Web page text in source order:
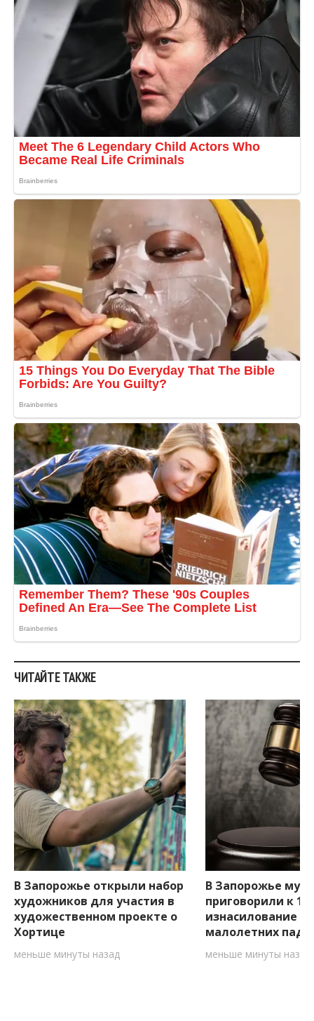
ЧИТАЙТЕ ТАКЖЕ
В Запорожье открыли набор
художников для участия в
художественном проекте о
Хортице
меньше минуты назад
В Запорожье
приговорили к 15
изнасилование
малолетних
меньше минуты назад